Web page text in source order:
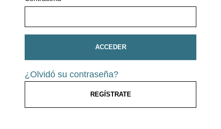
ACCEDER
¿Olvidó su contraseña?
REGÍSTRATE